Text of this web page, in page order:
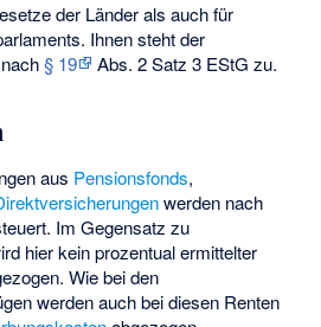
der Länder als auch für
Ihnen steht der
nach§ 19 Abs. 2 Satz 3 EStG zu.
aus Pensionsfonds,
werden nach
Im Gegensatz zu
hier kein prozentual ermittelter
Wie bei den
werden auch bei diesen Renten